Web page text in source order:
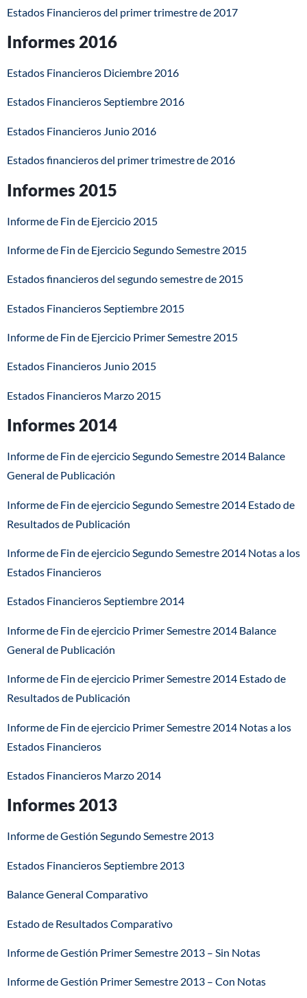
Estados Financieros del primer trimestre de 2017
Informes 2016
Estados Financieros Diciembre 2016
Estados Financieros Septiembre 2016
Estados Financieros Junio 2016
Estados financieros del primer trimestre de 2016
Informes 2015
Informe de Fin de Ejercicio 2015
Informe de Fin de Ejercicio Segundo Semestre 2015
Estados financieros del segundo semestre de 2015
Estados Financieros Septiembre 2015
Informe de Fin de Ejercicio Primer Semestre 2015
Estados Financieros Junio 2015
Estados Financieros Marzo 2015
Informes 2014
Informe de Fin de ejercicio Segundo Semestre 2014 Balance
General de Publicación
Informe de Fin de ejercicio Segundo Semestre 2014 Estado de
Resultados de Publicación
Informe de Fin de ejercicio Segundo Semestre 2014 Notas a los
Estados Financieros
Estados Financieros Septiembre 2014
Informe de Fin de ejercicio Primer Semestre 2014 Balance
General de Publicación
Informe de Fin de ejercicio Primer Semestre 2014 Estado de
Resultados de Publicación
Informe de Fin de ejercicio Primer Semestre 2014 Notas a los
Estados Financieros
Estados Financieros Marzo 2014
Informes 2013
Informe de Gestión Segundo Semestre 2013
Estados Financieros Septiembre 2013
Balance General Comparativo
Estado de Resultados Comparativo
Informe de Gestión Primer Semestre 2013 – Sin Notas
Informe de Gestión Primer Semestre 2013 – Con Notas